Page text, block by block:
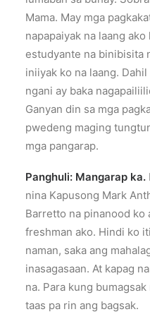
Mama. May mga
napapaiyak na laang
estudyante na binibisita
iniiyak ko na laang.
ngani ay baka
Ganyan din sa mga
pwedeng maging
mga pangarap.
Panghuli: Mangarap ka.
nina Kapusong Mark
Barretto na pinanood ko
freshman ako. Hindi ko
naman, saka ang
inasagasaan. At kapag
na. Para kung
taas pa rin ang bagsak.